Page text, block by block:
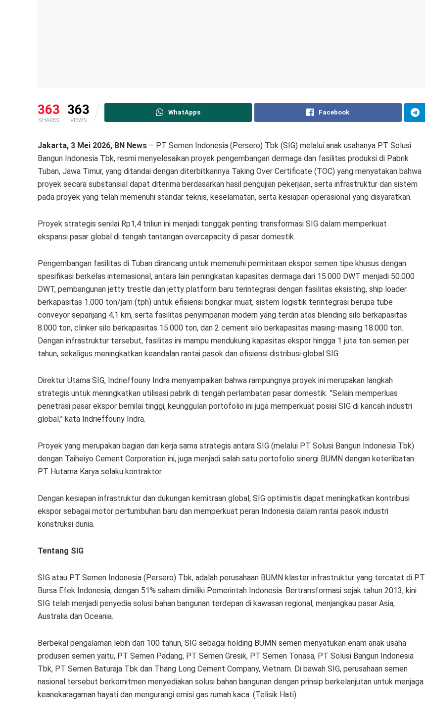
363
SHARES
363
VIEWS
WhatApps Facebook
Jakarta, 3 Mei 2026, BN News – PT Semen Indonesia (Persero) Tbk (SIG) melalui anak usahanya PT Solusi
Bangun Indonesia Tbk, resmi menyelesaikan proyek pengembangan dermaga dan fasilitas produksi di Pabrik
Tuban, Jawa Timur, yang ditandai dengan diterbitkannya Taking Over Certificate (TOC) yang menyatakan bahwa
proyek secara substansial dapat diterima berdasarkan hasil pengujian pekerjaan, serta infrastruktur dan sistem
pada proyek yang telah memenuhi standar teknis, keselamatan, serta kesiapan operasional yang disyaratkan.
Proyek strategis senilai Rp1,4 triliun ini menjadi tonggak penting transformasi SIG dalam memperkuat
ekspansi pasar global di tengah tantangan overcapacity di pasar domestik.
Pengembangan fasilitas di Tuban dirancang untuk memenuhi permintaan ekspor semen tipe khusus dengan
spesifikasi berkelas internasional, antara lain peningkatan kapasitas dermaga dari 15.000 DWT menjadi 50.000
DWT, pembangunan jetty trestle dan jetty platform baru terintegrasi dengan fasilitas eksisting, ship loader
berkapasitas 1.000 ton/jam (tph) untuk efisiensi bongkar muat, sistem logistik terintegrasi berupa tube
conveyor sepanjang 4,1 km, serta fasilitas penyimpanan modern yang terdiri atas blending silo berkapasitas
8.000 ton, clinker silo berkapasitas 15.000 ton, dan 2 cement silo berkapasitas masing-masing 18.000 ton.
Dengan infrastruktur tersebut, fasilitas ini mampu mendukung kapasitas ekspor hingga 1 juta ton semen per
tahun, sekaligus meningkatkan keandalan rantai pasok dan efisiensi distribusi global SIG.
Direktur Utama SIG, Indrieffouny Indra menyampaikan bahwa rampungnya proyek ini merupakan langkah
strategis untuk meningkatkan utilisasi pabrik di tengah perlambatan pasar domestik. ”Selain memperluas
penetrasi pasar ekspor bernilai tinggi, keunggulan portofolio ini juga memperkuat posisi SIG di kancah industri
global,” kata Indrieffouny Indra.
Proyek yang merupakan bagian dari kerja sama strategis antara SIG (melalui PT Solusi Bangun Indonesia Tbk)
dengan Taiheiyo Cement Corporation ini, juga menjadi salah satu portofolio sinergi BUMN dengan keterlibatan
PT Hutama Karya selaku kontraktor.
Dengan kesiapan infrastruktur dan dukungan kemitraan global, SIG optimistis dapat meningkatkan kontribusi
ekspor sebagai motor pertumbuhan baru dan memperkuat peran Indonesia dalam rantai pasok industri
konstruksi dunia.
Tentang SIG
SIG atau PT Semen Indonesia (Persero) Tbk, adalah perusahaan BUMN klaster infrastruktur yang tercatat di PT
Bursa Efek Indonesia, dengan 51% saham dimiliki Pemerintah Indonesia. Bertransformasi sejak tahun 2013, kini
SIG telah menjadi penyedia solusi bahan bangunan terdepan di kawasan regional, menjangkau pasar Asia,
Australia dan Oceania.
Berbekal pengalaman lebih dari 100 tahun, SIG sebagai holding BUMN semen menyatukan enam anak usaha
produsen semen yaitu, PT Semen Padang, PT Semen Gresik, PT Semen Tonasa, PT Solusi Bangun Indonesia
Tbk, PT Semen Baturaja Tbk dan Thang Long Cement Company, Vietnam. Di bawah SIG, perusahaan semen
nasional tersebut berkomitmen menyediakan solusi bahan bangunan dengan prinsip berkelanjutan untuk menjaga
keanekaragaman hayati dan mengurangi emisi gas rumah kaca. (Telisik Hati)